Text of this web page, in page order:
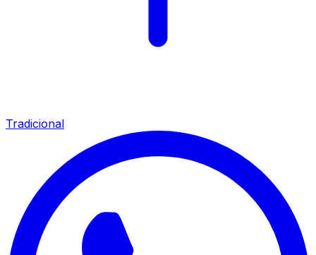
Tradicional